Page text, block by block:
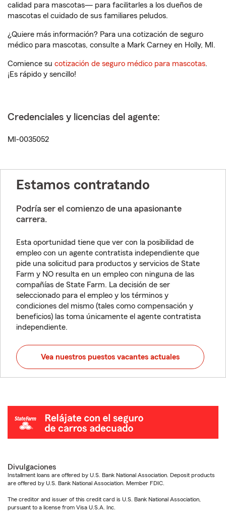
calidad para mascotas— para facilitarles a los dueños de
mascotas el cuidado de sus familiares peludos.
¿Quiere más información? Para una cotización de seguro
médico para mascotas, consulte a Mark Carney en Holly, MI.
Comience su cotización de seguro médico para mascotas.
¡Es rápido y sencillo!
Credenciales y licencias del agente:
MI-0035052
Estamos contratando
Podría ser el comienzo de una apasionante
carrera.
Esta oportunidad tiene que ver con la posibilidad de
empleo con un agente contratista independiente que
pide una solicitud para productos y servicios de State
Farm y NO resulta en un empleo con ninguna de las
compañías de State Farm. La decisión de ser
seleccionado para el empleo y los términos y
condiciones del mismo (tales como compensación y
beneficios) las toma únicamente el agente contratista
independiente.
Vea nuestros puestos vacantes actuales
Divulgaciones
Installment loans are offered by U.S. Bank National Association. Deposit products
are offered by U.S. Bank National Association. Member FDIC.
The creditor and issuer of this credit card is U.S. Bank National Association,
pursuant to a license from Visa U.S.A. Inc.